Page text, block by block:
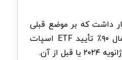
داشت که بر موضع قبلی
خود مانده است: احتمال ۹۰٪ تأیید ETF اسپات